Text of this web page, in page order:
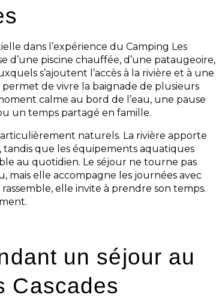
dans l’expérience du Camping Les
d’une piscine chauffée, d’une pataugeoire,
s’ajoutent l’accès à la rivière et à une
de vivre la baignade de plusieurs
calme au bord de l’eau, une pause
un temps partagé en famille.
naturels. La rivière apporte
tandis que les équipements aquatiques
au quotidien. Le séjour ne tourne pas
mais elle accompagne les journées avec
elle invite à prendre son temps.
un séjour au
Cascades